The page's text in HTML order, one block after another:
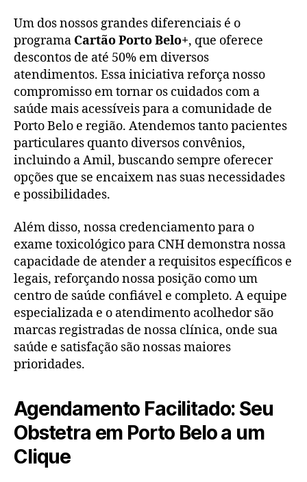
Um dos nossos grandes diferenciais é o
programa Cartão Porto Belo+, que oferece
descontos de até 50% em diversos
atendimentos. Essa iniciativa reforça nosso
compromisso em tornar os cuidados com a
saúde mais acessíveis para a comunidade de
Porto Belo e região. Atendemos tanto pacientes
particulares quanto diversos convênios,
incluindo a Amil, buscando sempre oferecer
opções que se encaixem nas suas necessidades
e possibilidades.
Além disso, nossa credenciamento para o
exame toxicológico para CNH demonstra nossa
capacidade de atender a requisitos específicos e
legais, reforçando nossa posição como um
centro de saúde confiável e completo. A equipe
especializada e o atendimento acolhedor são
marcas registradas de nossa clínica, onde sua
saúde e satisfação são nossas maiores
prioridades.
Agendamento Facilitado: Seu
Obstetra em Porto Belo a um
Clique